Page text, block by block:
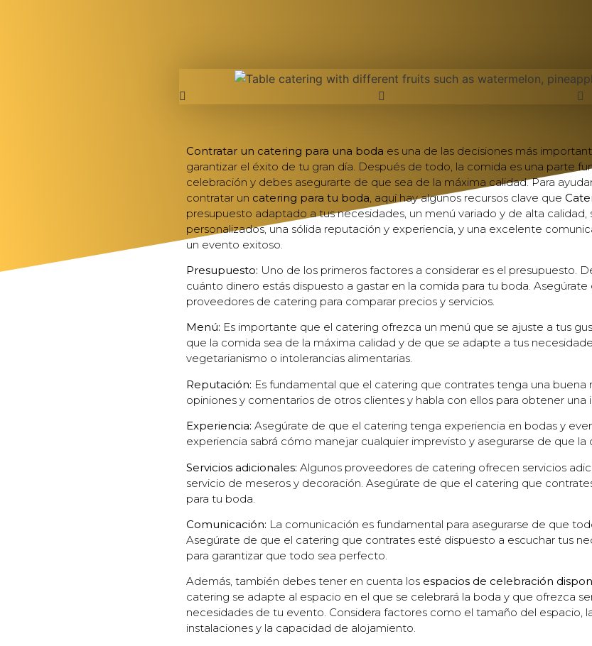
Contratar un catering para una boda es una de las decisiones más
garantizar el éxito de tu gran día. Después de todo, la comida es una parte
celebración y debes asegurarte de que sea de la máxima calidad. Para
contratar un catering para tu boda , aquí hay algunos recursos clave que
presupuesto adaptado a tus necesidades, un menú variado y de alta calidad,
personalizados, una sólida reputación y experiencia, y una excelente
un evento exitoso.
Presupuesto: Uno de los primeros factores a considerar es el presupuesto.
cuánto dinero estás dispuesto a gastar en la comida para tu boda.
proveedores de catering para comparar precios y servicios.
Menú: Es importante que el catering ofrezca un menú que se ajuste a tus
que la comida sea de la máxima calidad y de que se adapte a tus
vegetarianismo o intolerancias alimentarias.
Reputación: Es fundamental que el catering que contrates tenga una
opiniones y comentarios de otros clientes y habla con ellos para obtener una
Experiencia: Asegúrate de que el catering tenga experiencia en bodas y
experiencia sabrá cómo manejar cualquier imprevisto y asegurarse de que
Servicios adicionales: Algunos proveedores de catering ofrecen servicios
servicio de meseros y decoración. Asegúrate de que el catering que
para tu boda.
Comunicación: La comunicación es fundamental para asegurarse de que
Asegúrate de que el catering que contrates esté dispuesto a escuchar tus
para garantizar que todo sea perfecto.
Además, también debes tener en cuenta los espacios de celebración
catering se adapte al espacio en el que se celebrará la boda y que ofrezca
necesidades de tu evento. Considera factores como el tamaño del espacio,
instalaciones y la capacidad de alojamiento.